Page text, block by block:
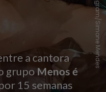
a cantora
grupo Menos é
15 semanas
Instagram/Simone Mendes